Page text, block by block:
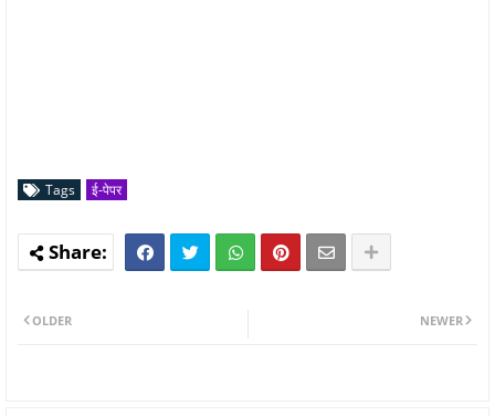
Tags ई-पेपर
NEWER
OLDER